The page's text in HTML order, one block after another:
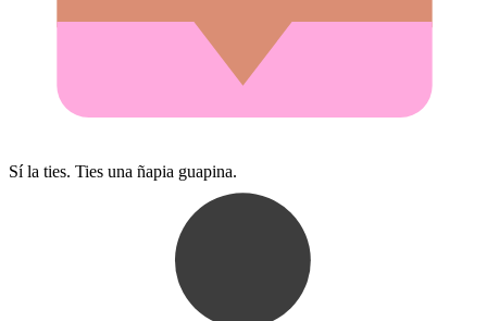
Sí la ties. Ties una ñapia guapina.